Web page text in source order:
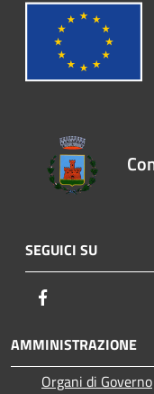
SEGUICI SU
AMMINISTRAZIONE
Organi di Governo